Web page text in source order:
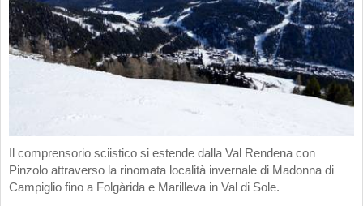
Il comprensorio sciistico si estende dalla Val Rendena con
Pinzolo attraverso la rinomata località invernale di Madonna di
Campiglio fino a Folgàrida e Marilleva in Val di Sole.